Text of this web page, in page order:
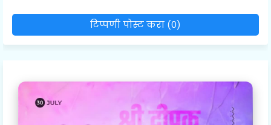
टिप्पणी पोस्ट करा (0)